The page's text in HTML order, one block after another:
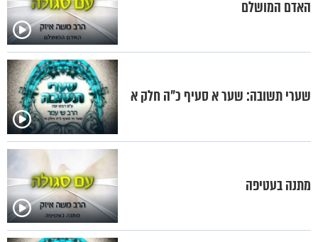
האדם המושלם
שערי תשובה: שער א סעיף כ"ה חלק א
מתנה בעטיפה